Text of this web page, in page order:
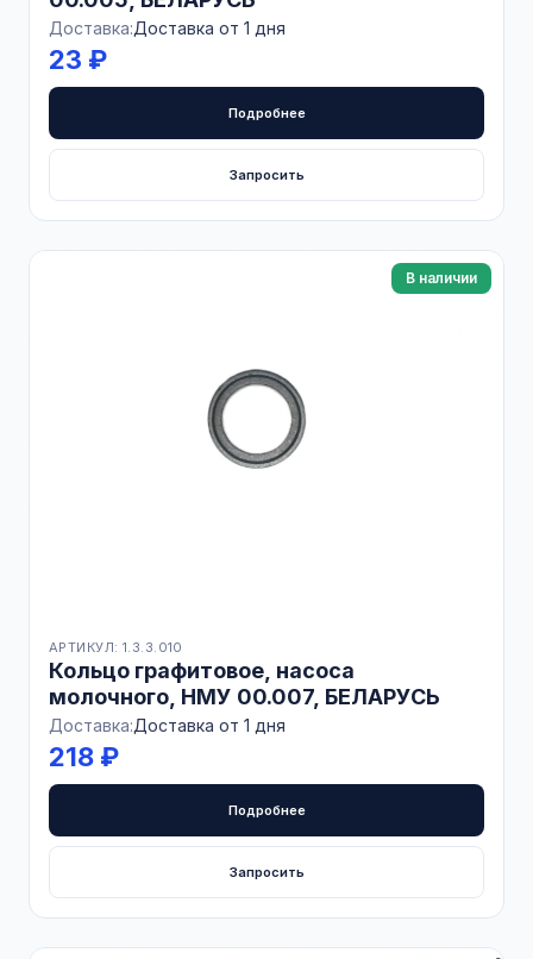
Доставка:Доставка от 1 дня
23 ₽
Подробнее
Запросить
В наличии
АРТИКУЛ: 1.3.3.010
Кольцо графитовое, насоса
молочного, НМУ 00.007, БЕЛАРУСЬ
Доставка:Доставка от 1 дня
218 ₽
Подробнее
Запросить